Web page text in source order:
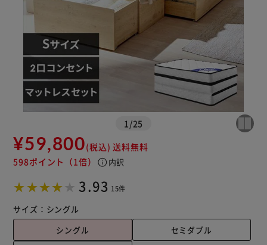
1 /25
¥59,800(税込) 送料無料
598ポイント （1倍） info 内訳
3.93 15件
サイズ： シングル
シングル
セミダブル
※ご確認ください
カートに入れる